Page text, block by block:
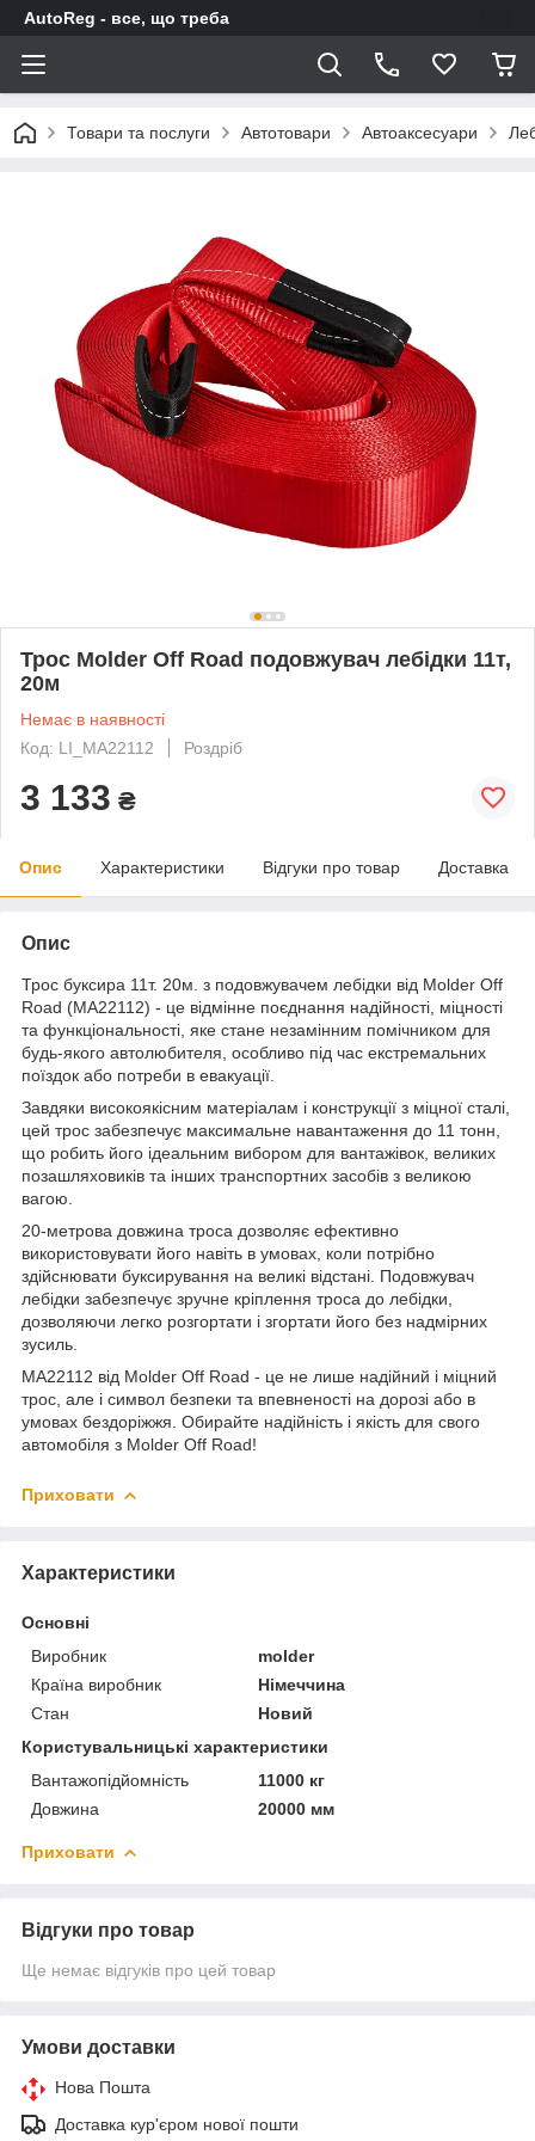
AutoReg - все, що треба
Товари та послуги Автотовари Автоаксесуари
Трос Molder Off Road подовжувач лебідки 11т,
20м
Немає в наявності
Код: LI_MA22112
Роздріб
3 133 ₴
Опис Характеристики Відгуки про товар Доставка
Опис
Трос буксира 11т. 20м. з подовжувачем лебідки від Molder Off
Road (MA22112) - це відмінне поєднання надійності, міцності
та функціональності, яке стане незамінним помічником для
будь-якого автолюбителя, особливо під час екстремальних
поїздок або потреби в евакуації.
Завдяки високоякісним матеріалам і конструкції з міцної сталі,
цей трос забезпечує максимальне навантаження до 11 тонн,
що робить його ідеальним вибором для вантажівок, великих
позашляховиків та інших транспортних засобів з великою
вагою.
20-метрова довжина троса дозволяє ефективно
використовувати його навіть в умовах, коли потрібно
здійснювати буксирування на великі відстані. Подовжувач
лебідки забезпечує зручне кріплення троса до лебідки,
дозволяючи легко розгортати і згортати його без надмірних
зусиль.
MA22112 від Molder Off Road - це не лише надійний і міцний
трос, але і символ безпеки та впевненості на дорозі або в
умовах бездоріжжя. Обирайте надійність і якість для свого
автомобіля з Molder Off Road!
Приховати
Характеристики
Основні
Виробник
molder
Країна виробник
Німеччина
Стан
Новий
Користувальницькі характеристики
Вантажопідйомність
11000 кг
Довжина
20000 мм
Приховати
Відгуки про товар
Ще немає відгуків про цей товар
Умови доставки
Нова Пошта
Доставка кур'єром нової пошти